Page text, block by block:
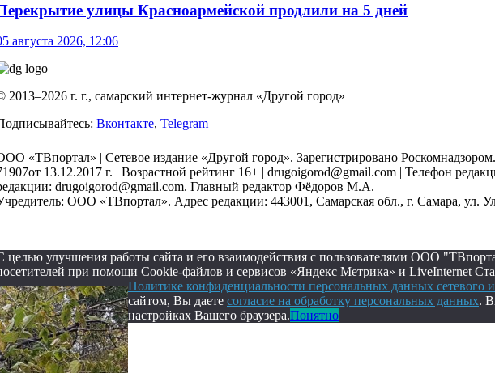
улицы Красноармейской продлили на 5 дней
августа 2026, 12:06
2013–2026 г. г., самарский интернет-журнал «Другой город»
Вконтакте, Telegram
«ТВпортал» | Сетевое издание «Другой город». Зарегистрировано
13.12.2017 г. | Возрастной рейтинг 16+ | drugoigorod@gmail.com | Телефон
drugoigorod@gmail.com. Главный редактор Фёдоров М.А.
ООО «ТВпортал». Адрес редакции: 443001, Самарская обл., г. Самара, ул.
целью улучшения работы сайта и его взаимодействия с пользователями ООО
при помощи Cookie-файлов и сервисов «Яндекс Метрика» и LiveInternet
Политике конфиденциальности персональных данных сетевого
сайтом, Вы даете согласие на обработку персональных данных.
настройках Вашего браузера.Понятно